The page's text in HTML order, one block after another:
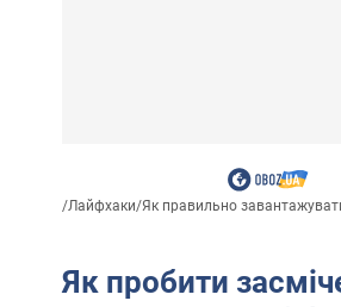
/Лайфхаки/Як правильно
Як пробити